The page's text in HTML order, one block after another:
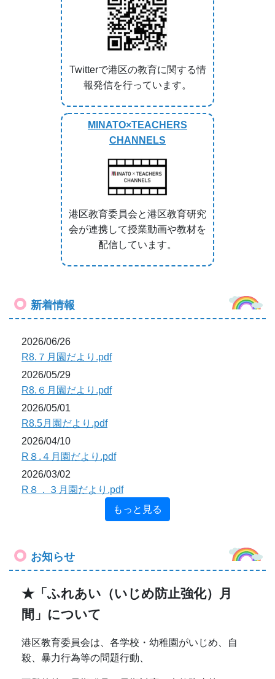
Twitterで港区の教育に関する情
報発信を行っています。
MINATO×TEACHERS
CHANNELS
港区教育委員会と港区教育研究
会が連携して授業動画や教材を
配信しています。
新着情報
2026/06/26
R8.７月園だより.pdf
2026/05/29
R8.６月園だより.pdf
2026/05/01
R8.5月園だより.pdf
2026/04/10
R８.４月園だより.pdf
2026/03/02
R８．３月園だより.pdf
もっと見る
お知らせ
★「ふれあい（いじめ防止強化）月
間」について
港区教育委員会は、各学校・幼稚園がいじめ、自
殺、暴力行為等の問題行動、